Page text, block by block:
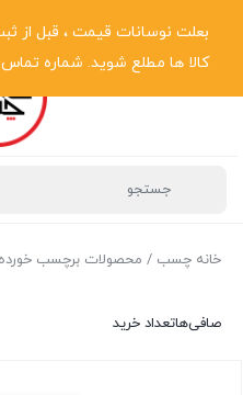
بعلت نوسانات قیمت ، قبل از
کالا ها مطلع شوید. شماره تماس مستقیم
خانه چسب / محصولات برچسب
صافی‌هاتعداد خرید